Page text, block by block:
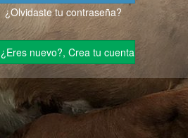
¿Olvidaste tu contraseña?
¿Eres nuevo?, Crea tu cuenta